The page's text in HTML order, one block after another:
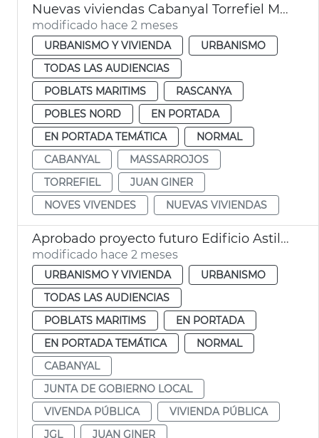
Nuevas viviendas Cabanyal Torrefiel Massrrojos València
modificado hace 2 meses
URBANISMO Y VIVIENDA
URBANISMO
TODAS LAS AUDIENCIAS
POBLATS MARITIMS
RASCANYA
POBLES NORD
EN PORTADA
EN PORTADA TEMÁTICA
NORMAL
CABANYAL
MASSARROJOS
TORREFIEL
JUAN GINER
NOVES VIVENDES
NUEVAS VIVIENDAS
Aprobado proyecto futuro Edificio Astilleros Cabañal València
modificado hace 2 meses
URBANISMO Y VIVIENDA
URBANISMO
TODAS LAS AUDIENCIAS
POBLATS MARITIMS
EN PORTADA
EN PORTADA TEMÁTICA
NORMAL
CABANYAL
JUNTA DE GOBIERNO LOCAL
VIVENDA PÚBLICA
VIVIENDA PÚBLICA
JGL
JUAN GINER